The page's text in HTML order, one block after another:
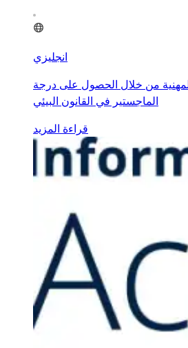
انجليزي
من خلال الحصول على درجة
الماجستير في القانون البيئي
قراءة المزيد